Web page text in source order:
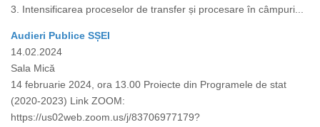
3. Intensificarea proceselor de transfer și procesare în câmpuri...
Audieri Publice SȘEI
14.02.2024
Sala Mică
14 februarie 2024, ora 13.00 Proiecte din Programele de stat
(2020-2023) Link ZOOM:
https://us02web.zoom.us/j/83706977179?